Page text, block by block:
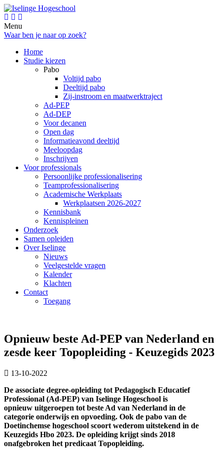
Menu
Waar ben je naar op zoek?
Home
Studie kiezen
Pabo
Voltijd pabo
Deeltijd pabo
Zij-instroom en maatwerktraject
Ad-PEP
Ad-DEP
Voor decanen
Open dag
Informatieavond deeltijd
Meeloopdag
Inschrijven
Voor professionals
Persoonlijke professionalisering
Teamprofessionalisering
Academische Werkplaats
Werkplaatsen 2026-2027
Kennisbank
Kennispleinen
Onderzoek
Samen opleiden
Over Iselinge
Nieuws
Veelgestelde vragen
Kalender
Klachten
Contact
Toegang
Opnieuw beste Ad-PEP van Nederland en
zesde keer Topopleiding - Keuzegids 2023
13-10-2022
De associate degree-opleiding tot Pedagogisch Educatief
Professional (Ad-PEP) van Iselinge Hogeschool is
opnieuw uitgeroepen tot beste Ad van Nederland in de
categorie onderwijs en opvoeding. Ook de pabo van de
Doetinchemse hogeschool scoort wederom uitstekend in de
Keuzegids Hbo 2023. De opleiding krijgt sinds 2018
onafgebroken het predicaat Topopleiding.